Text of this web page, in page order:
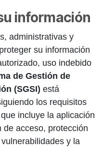
información
administrativas y
su información
uso indebido
de Gestión de
(SGSI) está
los requisitos
incluye la aplicación
de acceso, protección
y la